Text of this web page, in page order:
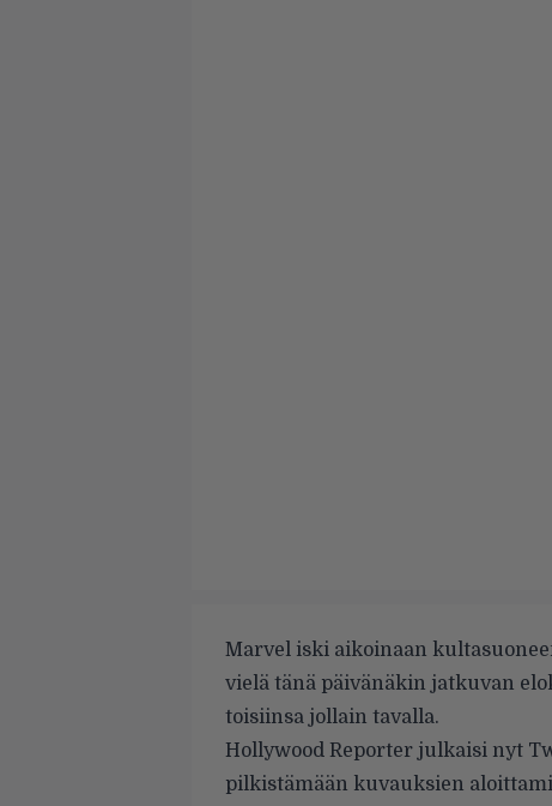
Marvel iski aikoinaan
vielä tänä päivänäkin jatkuvan
toisiinsa jollain tavalla.
Hollywood Reporter julkaisi nyt
pilkistämään kuvauksien